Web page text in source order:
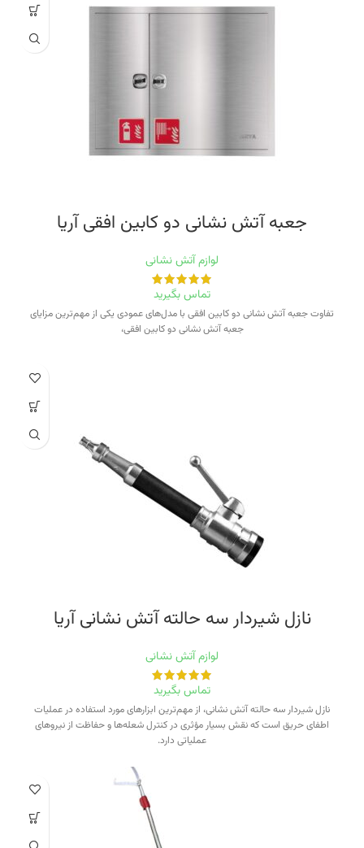
جعبه آتش نشانی دو کابین افقی آریا
لوازم آتش نشانی
تماس بگیرید
تفاوت جعبه آتش نشانی دو کابین افقی با مدل‌های عمودی یکی از مهم‌ترین مزایای
جعبه آتش نشانی دو کابین افقی،
نازل شیردار سه حالته آتش نشانی آریا
لوازم آتش نشانی
تماس بگیرید
نازل شیردار سه حالته آتش نشانی، از مهم‌ترین ابزارهای مورد استفاده در عملیات
اطفای حریق است که نقش بسیار مؤثری در کنترل شعله‌ها و حفاظت از نیروهای
عملیاتی دارد.